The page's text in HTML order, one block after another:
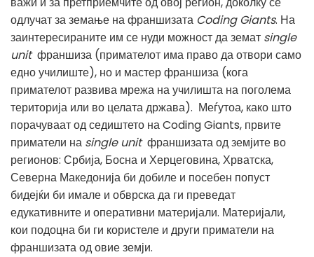
одлучат за земање на франшизата Coding Giants. На
заинтересираните им се нуди можност да земат single
unitфраншиза (примателот има право да отвори само
едно училиште), но и мастер франшиза (кога
примателот развива мрежа на училишта на поголема
територија или во целата држава). Меѓутоа, како што
порачуваат од седиштето на Coding Giants, првите
приматели на single unitфраншизата од земјите во
регионов: Србија, Босна и Херцеговина, Хрватска,
Северна Македонија би добиле и посебен попуст
бидејќи би имале и обврска да ги преведат
едукативните и оперативни материјали. Материјали,
кои подоцна би ги користеле и други приматели на
франшизата од овие земји.